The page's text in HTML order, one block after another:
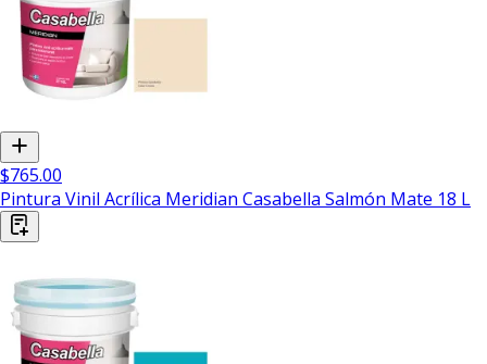
$765.00
Pintura Vinil Acrílica Meridian Casabella Salmón Mate 18 L